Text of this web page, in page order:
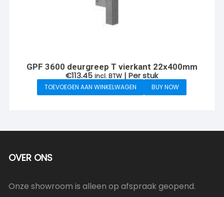
GPF 3600 deurgreep T vierkant 22x400mm
€113.45 incl. BTW | Per stuk
TOEVOEGEN AAN WINKELWAGEN BUY NOW
OVER ONS
Onze showroom is alleen op afspraak geopend.